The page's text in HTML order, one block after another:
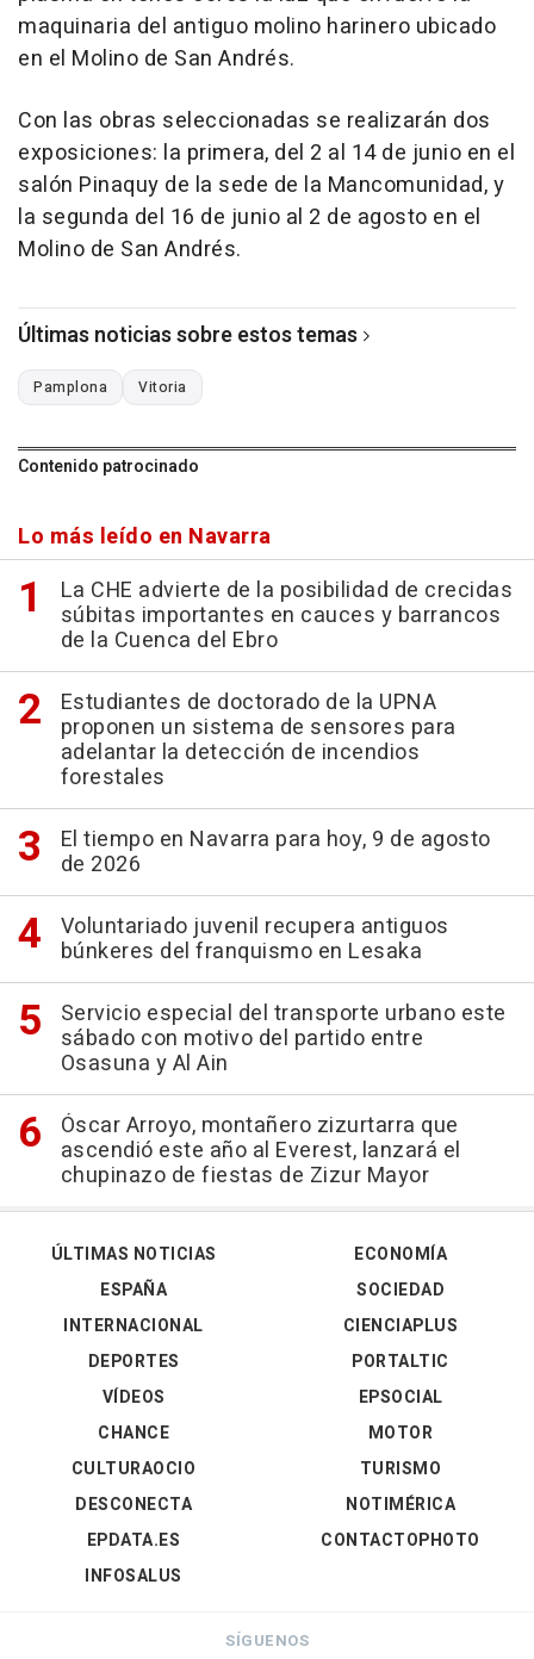
maquinaria del antiguo molino harinero ubicado
en el Molino de San Andrés.
Con las obras seleccionadas se realizarán dos
exposiciones: la primera, del 2 al 14 de junio en el
salón Pinaquy de la sede de la Mancomunidad, y
la segunda del 16 de junio al 2 de agosto en el
Molino de San Andrés.
Últimas noticias sobre estos temas
Pamplona Vitoria
Contenido patrocinado
Lo más leído en Navarra
La CHE advierte de la posibilidad de crecidas
súbitas importantes en cauces y barrancos
de la Cuenca del Ebro
Estudiantes de doctorado de la UPNA
proponen un sistema de sensores para
adelantar la detección de incendios
forestales
El tiempo en Navarra para hoy, 9 de agosto
de 2026
Voluntariado juvenil recupera antiguos
búnkeres del franquismo en Lesaka
Servicio especial del transporte urbano este
sábado con motivo del partido entre
Osasuna y Al Ain
Óscar Arroyo, montañero zizurtarra que
ascendió este año al Everest, lanzará el
chupinazo de fiestas de Zizur Mayor
ÚLTIMAS NOTICIAS
ESPAÑA
INTERNACIONAL
DEPORTES
VÍDEOS
ECONOMÍA
SOCIEDAD
CIENCIAPLUS
PORTALTIC
EPSOCIAL
CHANCE
CULTURAOCIO
DESCONECTA
EPDATA.ES
INFOSALUS
MOTOR
TURISMO
NOTIMÉRICA
CONTACTOPHOTO
SÍGUENOS